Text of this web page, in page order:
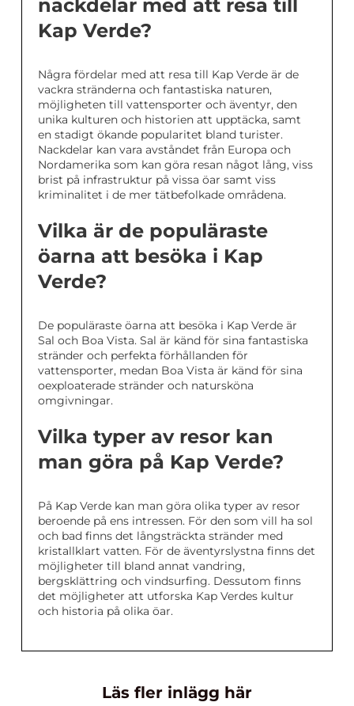
nackdelar med att resa till
Kap Verde?
Några fördelar med att resa till Kap Verde är de
vackra stränderna och fantastiska naturen,
möjligheten till vattensporter och äventyr, den
unika kulturen och historien att upptäcka, samt
en stadigt ökande popularitet bland turister.
Nackdelar kan vara avståndet från Europa och
Nordamerika som kan göra resan något lång, viss
brist på infrastruktur på vissa öar samt viss
kriminalitet i de mer tätbefolkade områdena.
Vilka är de populäraste
öarna att besöka i Kap
Verde?
De populäraste öarna att besöka i Kap Verde är
Sal och Boa Vista. Sal är känd för sina fantastiska
stränder och perfekta förhållanden för
vattensporter, medan Boa Vista är känd för sina
oexploaterade stränder och natursköna
omgivningar.
Vilka typer av resor kan
man göra på Kap Verde?
På Kap Verde kan man göra olika typer av resor
beroende på ens intressen. För den som vill ha sol
och bad finns det långsträckta stränder med
kristallklart vatten. För de äventyrslystna finns det
möjligheter till bland annat vandring,
bergsklättring och vindsurfing. Dessutom finns
det möjligheter att utforska Kap Verdes kultur
och historia på olika öar.
Läs fler inlägg här